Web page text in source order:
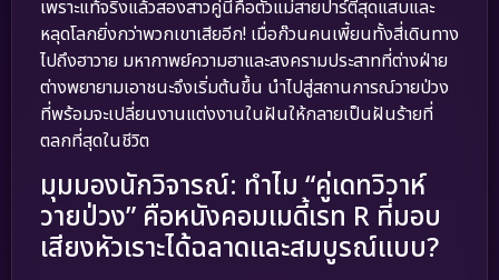
เพราะแท้จริงแล้วสองสาวคู่นี้คือตัวแม่สายปาร์ตี้สุดแสบและ
หลุดโลกยิ่งกว่าพวกเขาเสียอีก! เมื่อก๊วนคนเพี้ยนทั้งสี่เดินทาง
ไปถึงฮาวาย มหากาพย์ความฮาและสงครามประสาทที่ต่างฝ่าย
ต่างพยายามเอาชนะจึงเริ่มต้นขึ้น นำไปสู่สถานการณ์วายป่วง
ที่พร้อมจะเปลี่ยนงานแต่งงานในฝันให้กลายเป็นฝันร้ายที่
ตลกที่สุดในชีวิต
มุมมองนักวิจารณ์: ทำไม “คู่เดทวิวาห์
วายป่วง” คือหนังคอมเมดี้เรท R ที่มอบ
เสียงหัวเราะได้ฉลาดและสมบูรณ์แบบ?